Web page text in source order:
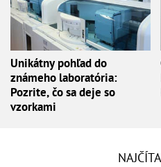
Unikátny pohľad do
známeho laboratória:
Pozrite, čo sa deje so
vzorkami